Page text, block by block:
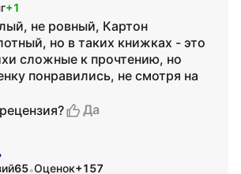
+1
не ровный, Картон
но в таких книжках - это
сложные к прочтению, но
понравились, не смотря на
Да
65•Оценок+157